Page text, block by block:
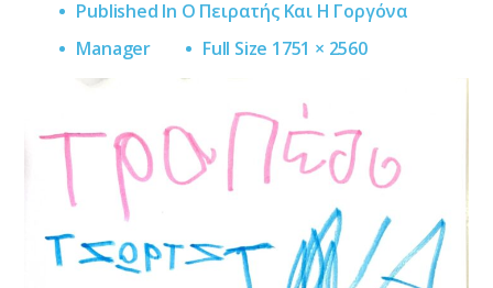
Published In Ο Πειρατής Και Η Γοργόνα
Manager
Full
Full Size 1751 × 2560